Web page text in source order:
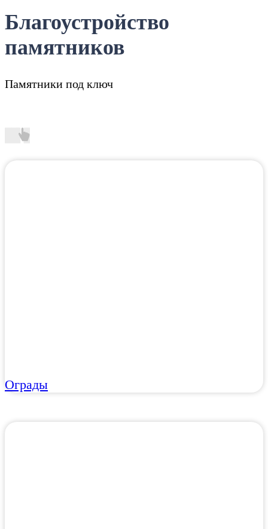
Благоустройство
памятников
Памятники под ключ
Ограды